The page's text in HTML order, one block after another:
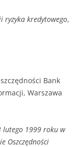
ryzyka kredytowego,
Bank
Warszawa
lutego 1999 roku w
Oszczędności